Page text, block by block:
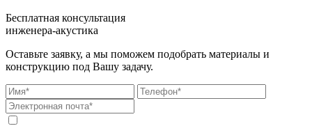
Бесплатная консультация
инженера-акустика
Оставьте заявку, а мы поможем подобрать материалы и
конструкцию под Вашу задачу.